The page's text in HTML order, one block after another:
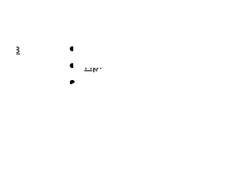
із
Правові положення